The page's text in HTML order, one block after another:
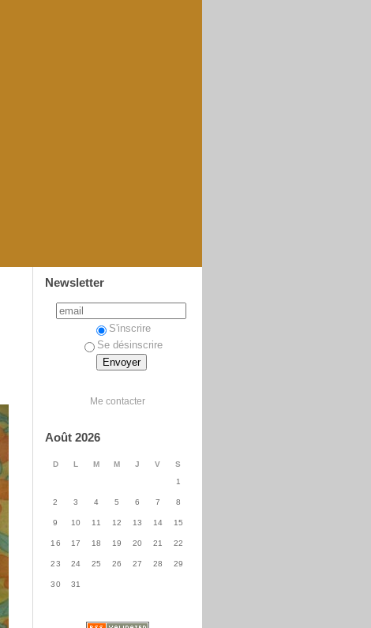
Newsletter
S'inscrire
Se désinscrire
Me contacter
Août 2026
D L M M J V
S
1
2 3 4 5 6 7 8
9 10 11 12 13 14 15
16 17 18 19 20 21 22
23 24 25 26 27 28 29
30 31